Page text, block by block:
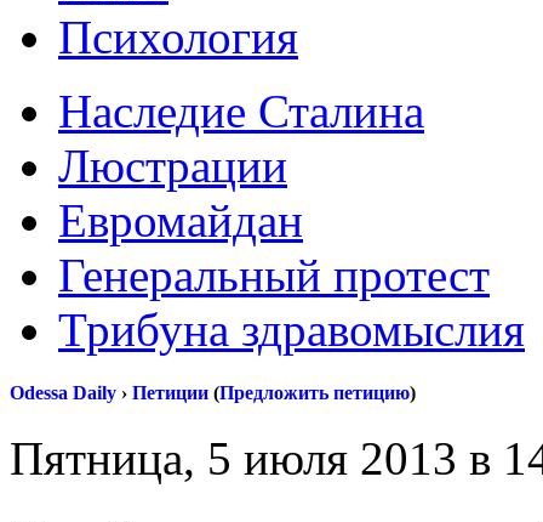
Психология
Наследие Сталина
Люстрации
Евромайдан
Генеральный протест
Трибуна здравомыслия
Odessa Daily › Петиции (Предложить петицию)
Пятница, 5 июля 2013 в